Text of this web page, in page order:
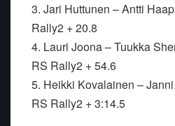
3. Jari Huttunen – Antti
Rally2 + 20.8
4. Lauri Joona – Tuukka
RS Rally2 + 54.6
5. Heikki Kovalainen –
RS Rally2 + 3:14.5